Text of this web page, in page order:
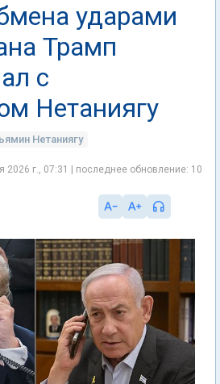
ударами
Трамп
с
Нетаниягу
Нетаниягу
2026 г., 07:31 | последнее обновление: 10